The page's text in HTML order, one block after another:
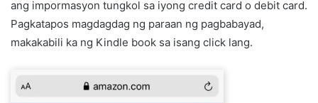
ang impormasyon tungkol sa iyong credit card o debit card.
Pagkatapos magdagdag ng paraan ng pagbabayad,
makakabili ka ng Kindle book sa isang click lang.